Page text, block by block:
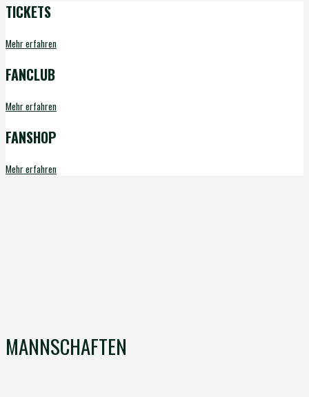
TICKETS
Mehr erfahren
FANCLUB
Mehr erfahren
FANSHOP
Mehr erfahren
MANNSCHAFTEN